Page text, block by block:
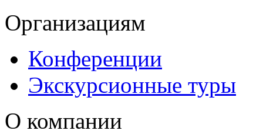
Организациям
Конференции
Экскурсионные туры
О компании